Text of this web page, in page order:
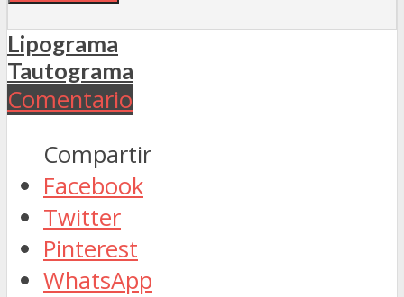
Lipograma
Tautograma
Comentario
Compartir
Facebook
Twitter
Pinterest
WhatsApp